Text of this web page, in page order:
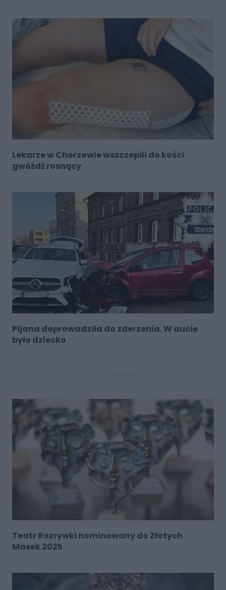
Lekarze w Chorzowie wszczepili do kości
gwóźdź rosnący
Pijana doprowadziła do zderzenia. W aucie
było dziecko
Teatr Rozrywki nominowany do Złotych
Masek 2025